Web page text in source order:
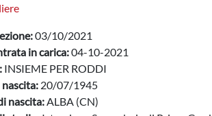
03/10/2021
in carica:04-10-2021
INSIEME PER RODDI
20/07/1945
nascita:ALBA (CN)